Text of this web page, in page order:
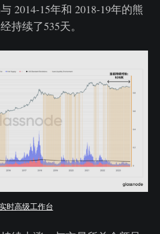
2014-15年和 2018-19年的熊
持续了535天。
时高级工作台